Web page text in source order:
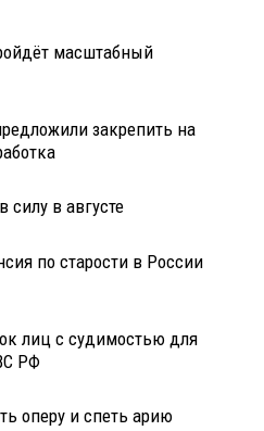
масштабный
закрепить на
в августе
по старости в России
лиц с судимостью для
РФ
оперу и спеть арию